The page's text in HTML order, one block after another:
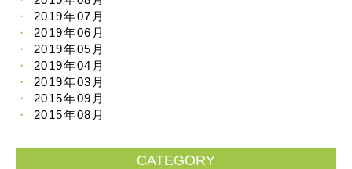
2019年07月
2019年06月
2019年05月
2019年04月
2019年03月
2015年09月
2015年08月
CATEGORY